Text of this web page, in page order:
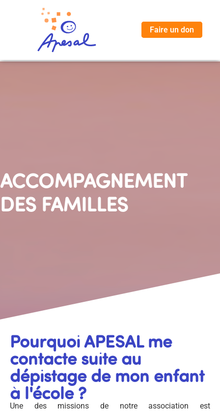
Faire un don
ACCOMPAGNEMENT
DES FAMILLES
Pourquoi APESAL me
contacte suite au
dépistage de mon enfant
à l'école ?
Une des missions de notre association est